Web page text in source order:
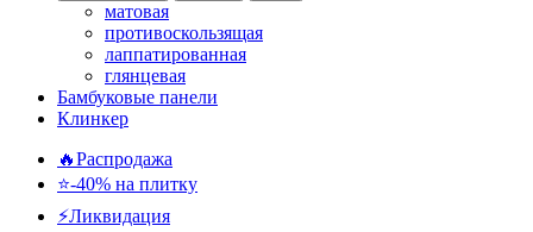
матовая
противоскользящая
лаппатированная
глянцевая
Бамбуковые панели
Клинкер
🔥Распродажа
⭐-40% на плитку
⚡️Ликвидация